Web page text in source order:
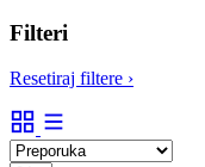
Filteri
Resetiraj filtere ›